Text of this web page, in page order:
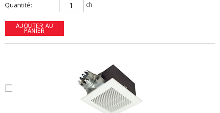
Quantité ch
AJOUTER AU
PANIER